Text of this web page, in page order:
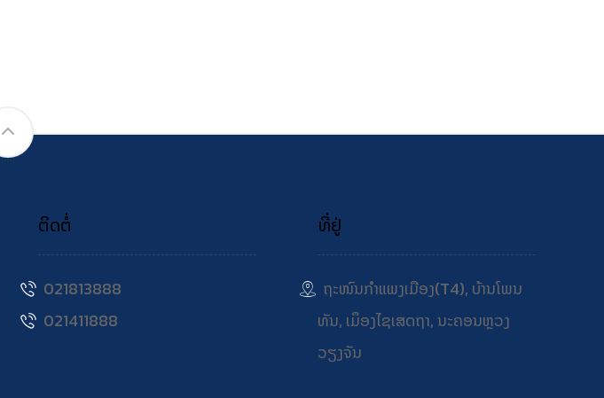
ຕິດຕໍ່
021813888
021411888
ທີ່ຢູ່
ຖະໜົນກຳແພງເມືອງ(T4), ບ້ານໂພນ
ທັນ, ເມຶອງໄຊເສດຖາ, ນະຄອນຫຼວງ
ວຽງຈັນ